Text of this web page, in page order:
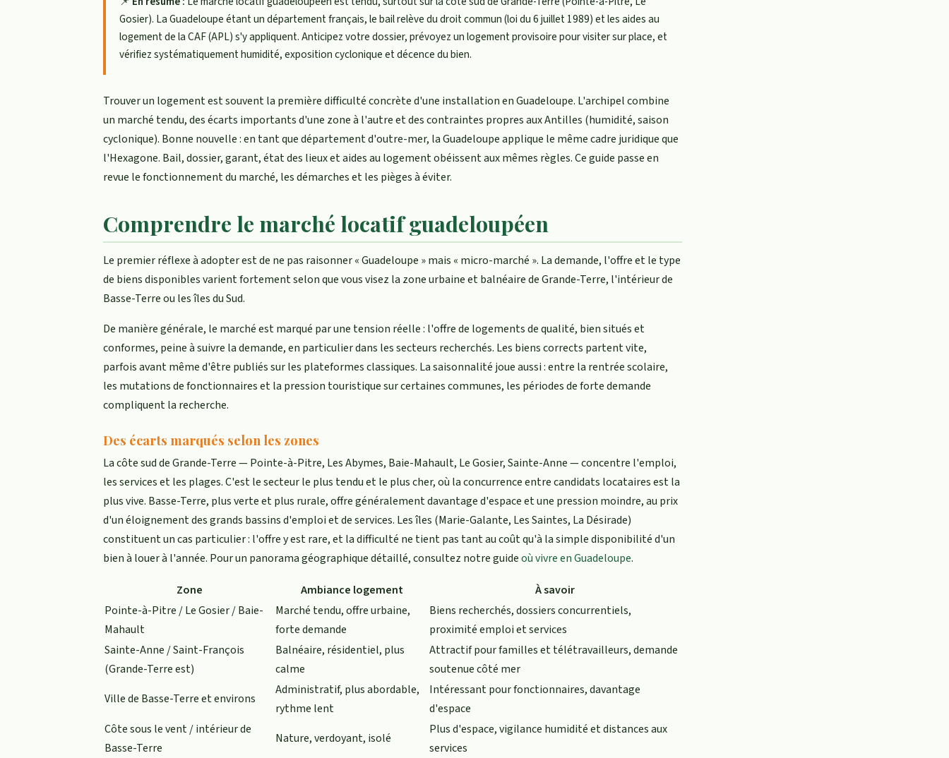
Gosier). La Guadeloupe étant un département français, le bail relève du droit commun (loi du 6 juillet 1989) et les aides au
logement de la CAF (APL) s'y appliquent. Anticipez votre dossier, prévoyez un logement provisoire pour visiter sur place, et
vérifiez systématiquement humidité, exposition cyclonique et décence du bien.
Trouver un logement est souvent la première difficulté concrète d'une installation en Guadeloupe. L'archipel combine
un marché tendu, des écarts importants d'une zone à l'autre et des contraintes propres aux Antilles (humidité, saison
cyclonique). Bonne nouvelle : en tant que département d'outre-mer, la Guadeloupe applique le même cadre juridique que
l'Hexagone. Bail, dossier, garant, état des lieux et aides au logement obéissent aux mêmes règles. Ce guide passe en
revue le fonctionnement du marché, les démarches et les pièges à éviter.
Comprendre le marché locatif guadeloupéen
Le premier réflexe à adopter est de ne pas raisonner « Guadeloupe » mais « micro-marché ». La demande, l'offre et le type
de biens disponibles varient fortement selon que vous visez la zone urbaine et balnéaire de Grande-Terre, l'intérieur de
Basse-Terre ou les îles du Sud.
De manière générale, le marché est marqué par une tension réelle : l'offre de logements de qualité, bien situés et
conformes, peine à suivre la demande, en particulier dans les secteurs recherchés. Les biens corrects partent vite,
parfois avant même d'être publiés sur les plateformes classiques. La saisonnalité joue aussi : entre la rentrée scolaire,
les mutations de fonctionnaires et la pression touristique sur certaines communes, les périodes de forte demande
compliquent la recherche.
Des écarts marqués selon les zones
La côte sud de Grande-Terre — Pointe-à-Pitre, Les Abymes, Baie-Mahault, Le Gosier, Sainte-Anne — concentre l'emploi,
les services et les plages. C'est le secteur le plus tendu et le plus cher, où la concurrence entre candidats locataires est la
plus vive. Basse-Terre, plus verte et plus rurale, offre généralement davantage d'espace et une pression moindre, au prix
d'un éloignement des grands bassins d'emploi et de services. Les îles (Marie-Galante, Les Saintes, La Désirade)
constituent un cas particulier : l'offre y est rare, et la difficulté ne tient pas tant au coût qu'à la simple disponibilité d'un
bien à louer à l'année. Pour un panorama géographique détaillé, consultez notre guideoù vivre en Guadeloupe.
Zone Ambiance logement
À savoir
Pointe-à-Pitre / Le Gosier / Baie-
Mahault
Marché tendu, offre urbaine,
forte demande
Biens recherchés, dossiers concurrentiels,
proximité emploi et services
Sainte-Anne / Saint-François
(Grande-Terre est)
Balnéaire, résidentiel, plus
calme
Attractif pour familles et télétravailleurs, demande
soutenue côté mer
Ville de Basse-Terre et environs
Administratif, plus abordable,
rythme lent
Intéressant pour fonctionnaires, davantage
d'espace
Côte sous le vent / intérieur de
Basse-Terre
Nature, verdoyant, isolé
Plus d'espace, vigilance humidité et distances aux
services